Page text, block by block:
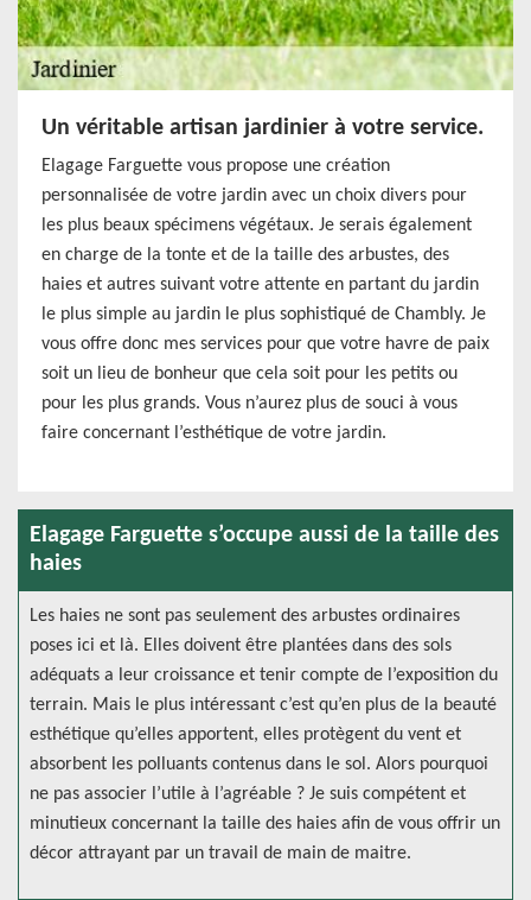
Un véritable artisan jardinier à votre service.
Elagage Farguette vous propose une création
personnalisée de votre jardin avec un choix divers pour
les plus beaux spécimens végétaux. Je serais également
en charge de la tonte et de la taille des arbustes, des
haies et autres suivant votre attente en partant du jardin
le plus simple au jardin le plus sophistiqué de Chambly. Je
vous offre donc mes services pour que votre havre de paix
soit un lieu de bonheur que cela soit pour les petits ou
pour les plus grands. Vous n’aurez plus de souci à vous
faire concernant l’esthétique de votre jardin.
Elagage Farguette s’occupe aussi de la taille des
haies
Les haies ne sont pas seulement des arbustes ordinaires
poses ici et là. Elles doivent être plantées dans des sols
adéquats a leur croissance et tenir compte de l’exposition du
terrain. Mais le plus intéressant c’est qu’en plus de la beauté
esthétique qu’elles apportent, elles protègent du vent et
absorbent les polluants contenus dans le sol. Alors pourquoi
ne pas associer l’utile à l’agréable ? Je suis compétent et
minutieux concernant la taille des haies afin de vous offrir un
décor attrayant par un travail de main de maitre.